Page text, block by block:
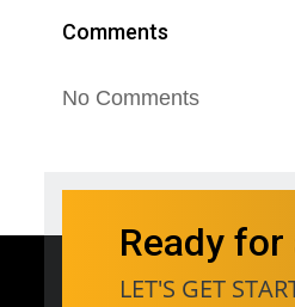
Comments
No Comments
Ready
LET'S GET